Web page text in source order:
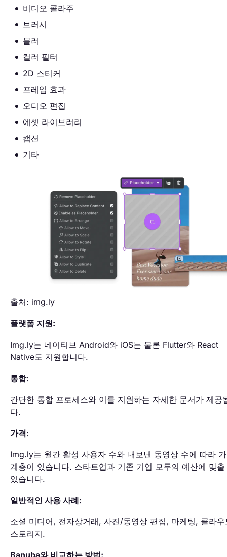
비디오 콜라주
브러시
블러
컬러 필터
2D 스티커
프레임 효과
오디오 편집
에셋 라이브러리
캡션
기타
출처: img.ly
플랫폼 지원:
Img.ly는 네이티브 Android와 iOS는 물론 Flutter와 React
Native도 지원합니다.
통합:
간단한 통합 프로세스와 이를 지원하는 자세한 문서가 제공
다.
가격:
Img.ly는 월간 활성 사용자 수와 내보낸 동영상 수에 따라
계층이 있습니다. 스타트업과 기존 기업 모두의 예산에 맞출
있습니다.
일반적인 사용 사례:
소셜 미디어, 전자상거래, 사진/동영상 편집, 마케팅, 클라우
스토리지.
Banuba와 비교하는 방법: